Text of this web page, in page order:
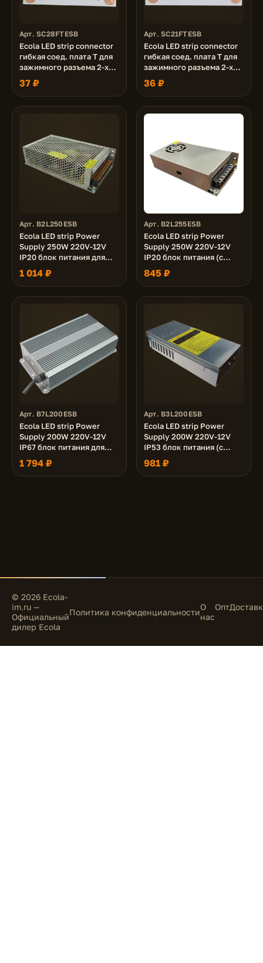
Арт. SC28FTESB
Ecola LED strip connector
гибкая соед. плата T для
зажимного разъема 2-х
конт. 8 mm уп. 5 шт.
37 ₽
Арт. SC21FTESB
Ecola LED strip connector
гибкая соед. плата T для
зажимного разъема 2-х
конт. 10 mm уп. 5 шт.
36 ₽
Арт. B2L250ESB
Ecola LED strip Power
Supply 250W 220V-12V
IP20 блок питания для
светодиодной ленты
1 014 ₽
Арт. B2L255ESB
Ecola LED strip Power
Supply 250W 220V-12V
IP20 блок питания (с
вентилятором) для
светодиодной ленты
845 ₽
Арт. B7L200ESB
Ecola LED strip Power
Supply 200W 220V-12V
IP67 блок питания для
светодиодной ленты
1 794 ₽
Арт. B3L200ESB
Ecola LED strip Power
Supply 200W 220V-12V
IP53 блок питания (с
вентилятором) для
светодиодной ленты
981 ₽
© 2026 Ecola-
im.ru —
Официальный
дилер Ecola
Политика конфиденциальностиО
нас
Опт